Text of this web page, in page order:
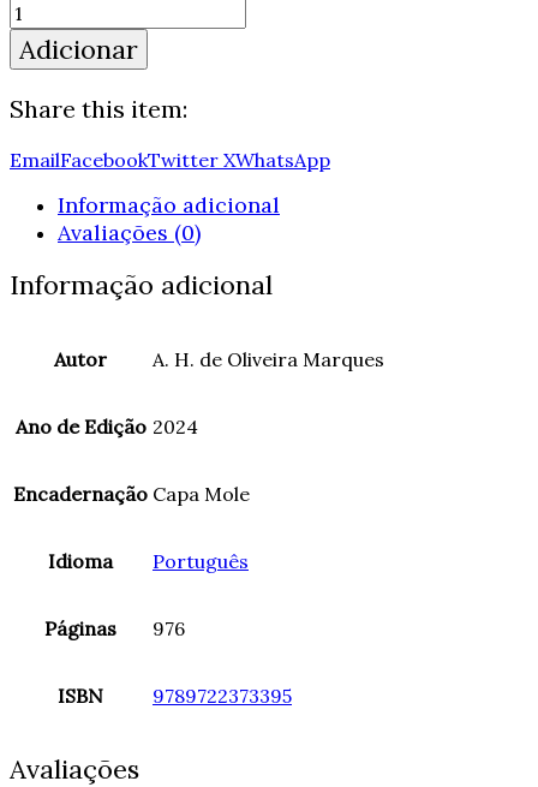
Adicionar
Share this item:
EmailFacebookTwitter XWhatsApp
Informação adicional
Avaliações (0)
Informação adicional
Autor A. H. de Oliveira Marques
Ano de Edição 2024
Encadernação Capa Mole
Idioma Português
Páginas 976
ISBN 9789722373395
Avaliações